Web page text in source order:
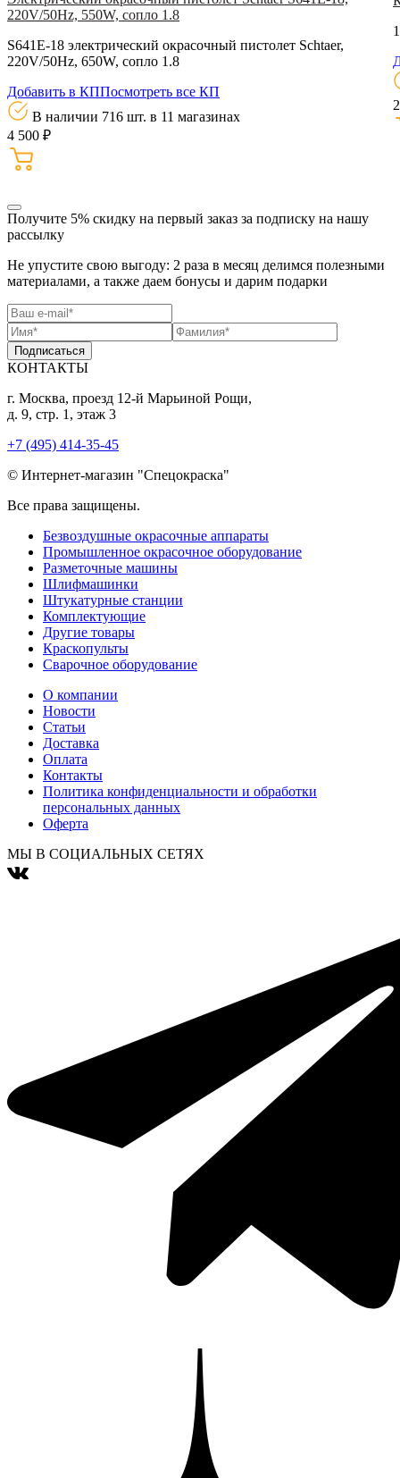
220V/50Hz, 550W, сопло 1.8
S641E-18 электрический окрасочный пистолет Schtaer,
220V/50Hz, 650W, сопло 1.8
Добавить в КППосмотреть все КП
В наличии 716 шт. в 11 магазинах
4 500 ₽
Получите 5% скидку на первый заказ за подписку на нашу
рассылку
Не упустите свою выгоду: 2 раза в месяц делимся полезными
материалами, а также даем бонусы и дарим подарки
Подписаться
КОНТАКТЫ
г. Москва, проезд 12-й Марьиной Рощи,
д. 9, стр. 1, этаж 3
+7 (495) 414-35-45
© Интернет-магазин "Спецокраска"
Все права защищены.
Безвоздушные окрасочные аппараты
Промышленное окрасочное оборудование
Разметочные машины
Шлифмашинки
Штукатурные станции
Комплектующие
Другие товары
Краскопульты
Сварочное оборудование
О компании
Новости
Статьи
Доставка
Оплата
Контакты
Политика конфиденциальности и обработки
персональных данных
Оферта
МЫ В СОЦИАЛЬНЫХ СЕТЯХ